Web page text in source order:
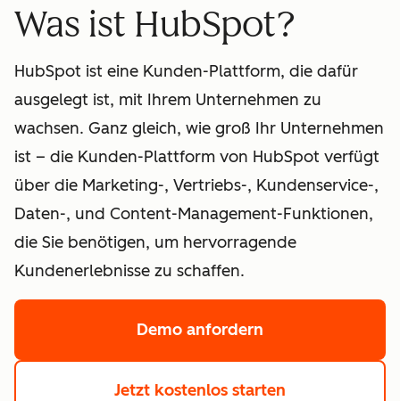
Was ist HubSpot?
HubSpot ist eine Kunden-Plattform, die dafür
ausgelegt ist, mit Ihrem Unternehmen zu
wachsen. Ganz gleich, wie groß Ihr Unternehmen
ist – die Kunden-Plattform von HubSpot verfügt
über die Marketing-, Vertriebs-, Kundenservice-,
Daten-, und Content-Management-Funktionen,
die Sie benötigen, um hervorragende
Kundenerlebnisse zu schaffen.
Demo anfordern
Jetzt kostenlos starten